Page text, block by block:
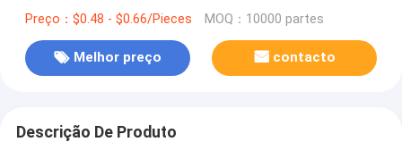
gotas
Preço：$0.48 - $0.66/Pieces MOQ：10000 partes
Melhor preço contacto
Descrição De Produto